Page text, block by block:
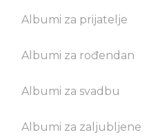
Albumi za prijatelje
Albumi za rođendan
Albumi za svadbu
Albumi za zaljubljene